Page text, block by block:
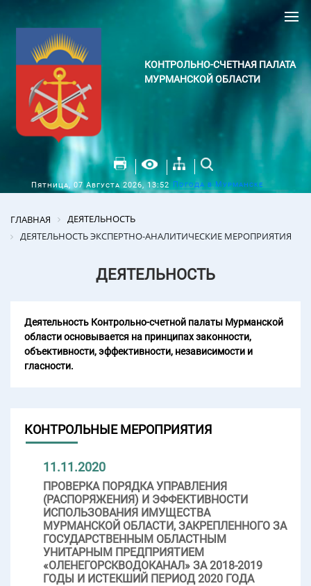
КОНТРОЛЬНО-СЧЕТНАЯ ПАЛАТА
МУРМАНСКОЙ ОБЛАСТИ
Пятница, 07 Августа 2026, 13:52 Погода в Мурманске
ГЛАВНАЯ
ДЕЯТЕЛЬНОСТЬ
ДЕЯТЕЛЬНОСТЬ ЭКСПЕРТНО-АНАЛИТИЧЕСКИЕ МЕРОПРИЯТИЯ
ДЕЯТЕЛЬНОСТЬ
Деятельность Контрольно-счетной палаты Мурманской
области основывается на принципах законности,
объективности, эффективности, независимости и
гласности.
КОНТРОЛЬНЫЕ МЕРОПРИЯТИЯ
11.11.2020
ПРОВЕРКА ПОРЯДКА УПРАВЛЕНИЯ
(РАСПОРЯЖЕНИЯ) И ЭФФЕКТИВНОСТИ
ИСПОЛЬЗОВАНИЯ ИМУЩЕСТВА
МУРМАНСКОЙ ОБЛАСТИ, ЗАКРЕПЛЕННОГО ЗА
ГОСУДАРСТВЕННЫМ ОБЛАСТНЫМ
УНИТАРНЫМ ПРЕДПРИЯТИЕМ
«ОЛЕНЕГОРСКВОДОКАНАЛ» ЗА 2018-2019
ГОДЫ И ИСТЕКШИЙ ПЕРИОД 2020 ГОДА